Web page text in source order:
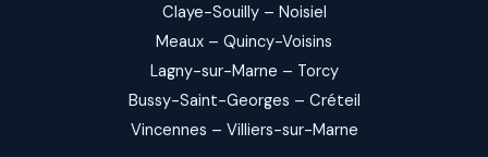
Claye-Souilly– Noisiel
Meaux – Quincy-Voisins
Lagny-sur-Marne – Torcy
Bussy-Saint-Georges – Créteil
Vincennes – Villiers-sur-Marne